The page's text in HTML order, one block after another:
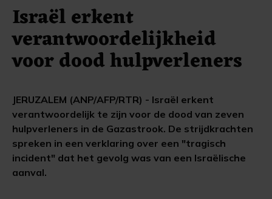
Israël erkent
verantwoordelijkheid
voor dood hulpverleners
JERUZALEM (ANP/AFP/RTR) - Israël erkent
verantwoordelijk te zijn voor de dood van zeven
hulpverleners in de Gazastrook. De strijdkrachten
spreken in een verklaring over een "tragisch
incident" dat het gevolg was van een Israëlische
aanval.